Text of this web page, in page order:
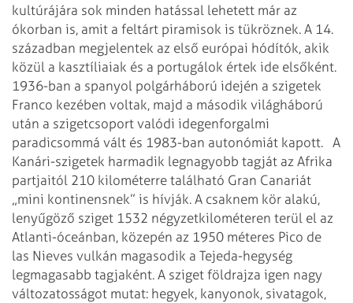
kultúrájára sok minden hatással lehetett már az
ókorban is, amit a feltárt piramisok is tükröznek. A 14.
században megjelentek az első európai hódítók, akik
közül a kasztíliaiak és a portugálok értek ide elsőként.
1936-ban a spanyol polgárháború idején a szigetek
Franco kezében voltak, majd a második világháború
után a szigetcsoport valódi idegenforgalmi
paradicsommá vált és 1983-ban autonómiát kapott. A
Kanári-szigetek harmadik legnagyobb tagját az Afrika
partjaitól 210 kilométerre található Gran Canariát
„mini kontinensnek” is hívják. A csaknem kör alakú,
lenyűgöző sziget 1532 négyzetkilométeren terül el az
Atlanti-óceánban, közepén az 1950 méteres Pico de
las Nieves vulkán magasodik a Tejeda-hegység
legmagasabb tagjaként. A sziget földrajza igen nagy
változatosságot mutat: hegyek, kanyonok, sivatagok,